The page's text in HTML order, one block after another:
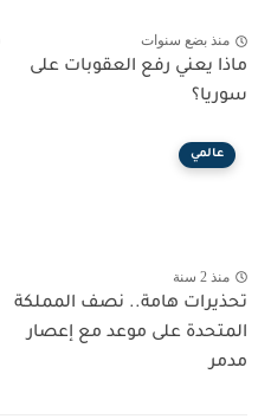
منذ بضع سنوات
ماذا يعني رفع العقوبات على
سوريا؟
عالمي
منذ 2 سنة
تحذيرات هامة.. نصف المملكة
المتحدة على موعد مع إعصار
مدمر